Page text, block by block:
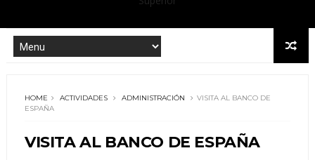
HOME ACTIVIDADES ADMINISTRACIÓN
VISITA AL BANCO DE
ESPAÑA
VISITA AL BANCO DE ESPAÑA